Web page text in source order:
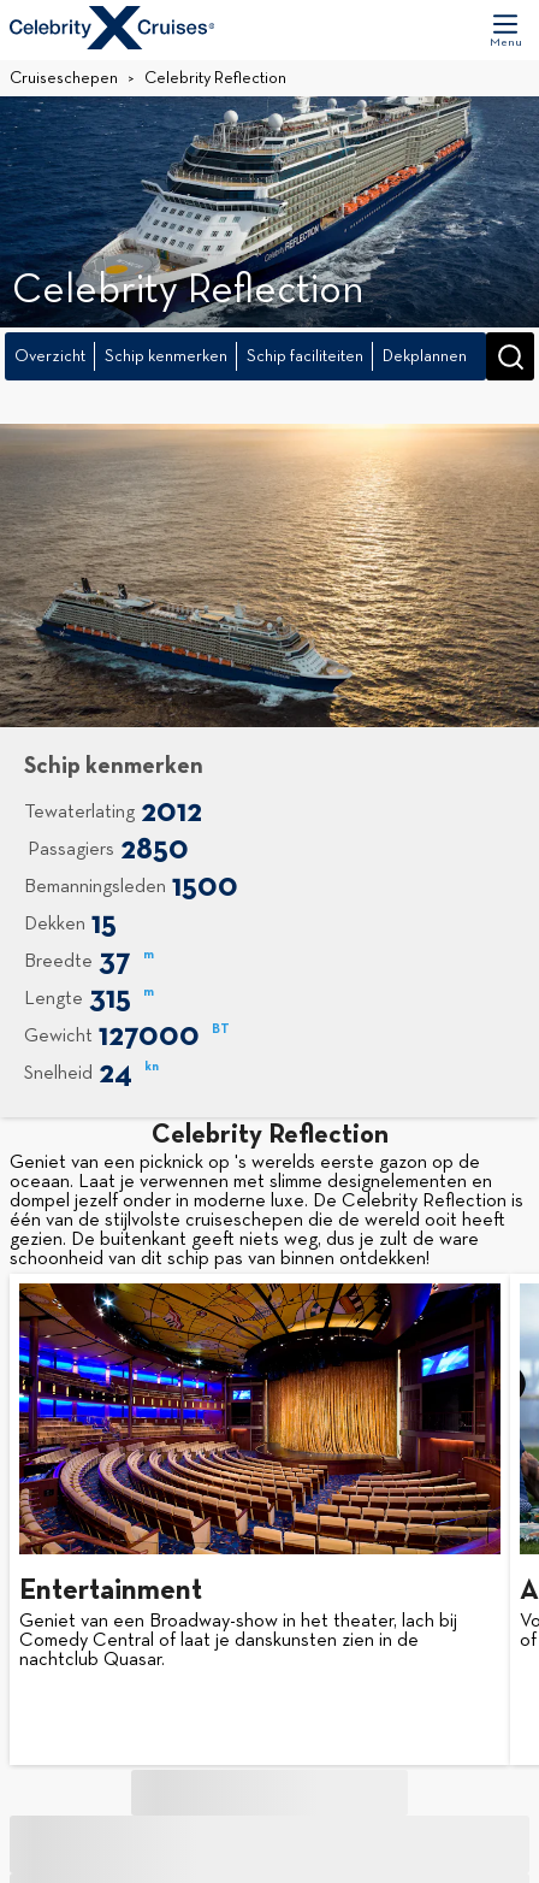
Menu
Cruiseschepen Celebrity Reflection
Celebrity Reflection
Overzicht Schip kenmerken Schip faciliteiten Dekplannen
Schip kenmerken
Tewaterlating 2012
Passagiers 2850
Bemanningsleden 1500
Dekken 15
Breedte 37 m
Lengte 315 m
Gewicht 127000 BT
Snelheid 24 kn
Celebrity Reflection
Geniet van een picknick op 's werelds eerste gazon op de
oceaan. Laat je verwennen met slimme designelementen en
dompel jezelf onder in moderne luxe. De Celebrity Reflection is
één van de stijlvolste cruiseschepen die de wereld ooit heeft
gezien. De buitenkant geeft niets weg, dus je zult de ware
schoonheid van dit schip pas van binnen ontdekken!
Entertainment
Geniet van een Broadway-show in het theater, lach bij
Comedy Central of laat je danskunsten zien in de
nachtclub Quasar.
of